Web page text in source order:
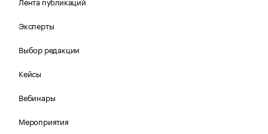
Эксперты
Выбор редакции
Кейсы
Вебинары
Мероприятия